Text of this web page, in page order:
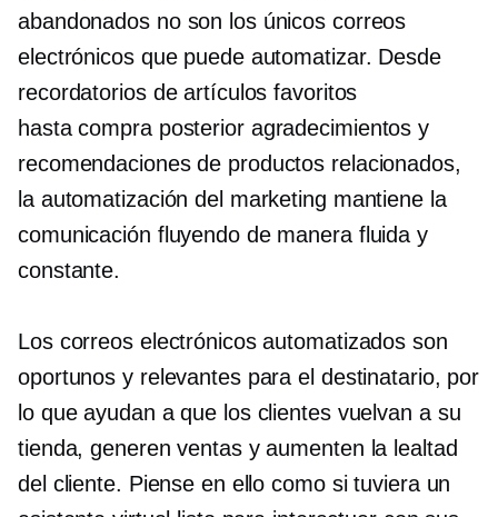
abandonados no son los únicos correos
electrónicos que puede automatizar. Desde
recordatorios de artículos favoritos
hastacompra posterior agradecimientos y
recomendaciones de productos relacionados,
la automatización del marketing mantiene la
comunicación fluyendo de manera fluida y
constante.
Los correos electrónicos automatizados son
oportunos y relevantes para el destinatario, por
lo que ayudan a que los clientes vuelvan a su
tienda, generen ventas y aumenten la lealtad
del cliente. Piense en ello como si tuviera un